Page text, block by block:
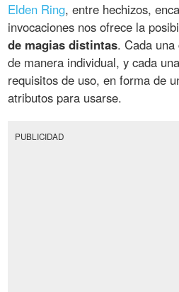
Elden Ring, entre hechizos,
invocaciones nos ofrece la
de magias distintas. Cada
de manera individual, y cada
requisitos de uso, en forma de
atributos para usarse.
PUBLICIDAD